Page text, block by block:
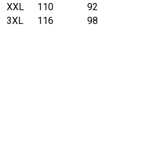
XXL
110 92
3XL
116 98